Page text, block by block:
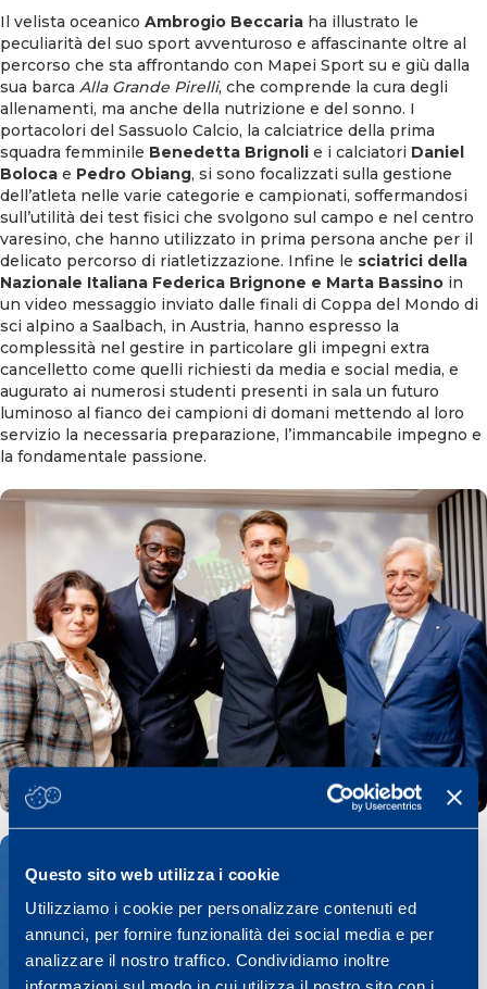
Questo sito web utilizza i cookie
Utilizziamo i cookie per personalizzare contenuti ed
annunci, per fornire funzionalità dei social media e per
analizzare il nostro traffico. Condividiamo inoltre
Il velista oceanico Ambrogio Beccaria ha illustrato le
peculiarità del suo sport avventuroso e affascinante oltre al
percorso che sta affrontando con Mapei Sport su e giù dalla
sua barca Alla Grande Pirelli, che comprende la cura degli
allenamenti, ma anche della nutrizione e del sonno. I
portacolori del Sassuolo Calcio, la calciatrice della prima
squadra femminile Benedetta Brignoli e i calciatori Daniel
Boloca e Pedro Obiang, si sono focalizzati sulla gestione
dell’atleta nelle varie categorie e campionati, soffermandosi
sull’utilità dei test fisici che svolgono sul campo e nel centro
varesino, che hanno utilizzato in prima persona anche per il
delicato percorso di riatletizzazione. Infine le sciatrici della
Nazionale Italiana Federica Brignone e Marta Bassino in
un video messaggio inviato dalle finali di Coppa del Mondo di
sci alpino a Saalbach, in Austria, hanno espresso la
complessità nel gestire in particolare gli impegni extra
cancelletto come quelli richiesti da media e social media, e
augurato ai numerosi studenti presenti in sala un futuro
luminoso al fianco dei campioni di domani mettendo al loro
servizio la necessaria preparazione, l’immancabile impegno e
la fondamentale passione.